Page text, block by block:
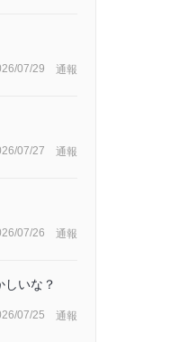
07/29 通報
07/27 通報
07/26 通報
いな？
07/25 通報